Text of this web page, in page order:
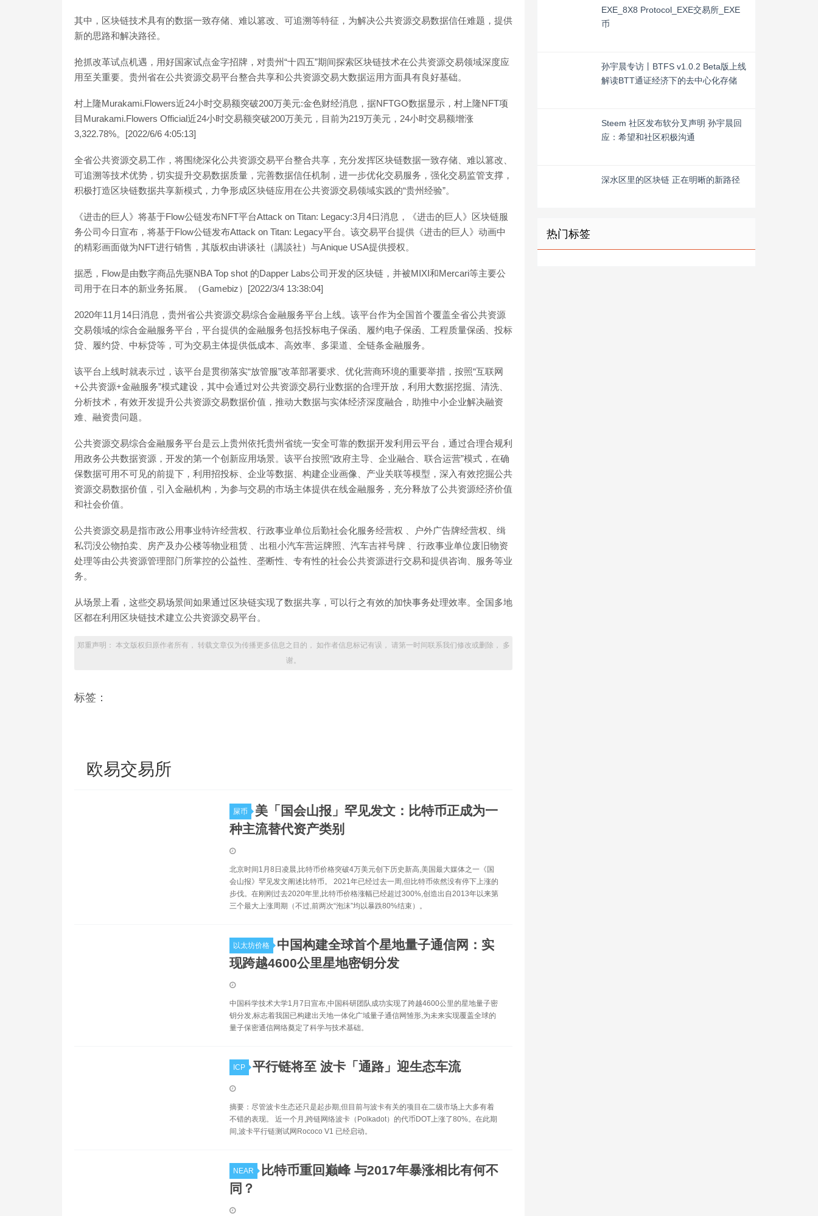
其中，区块链技术具有的数据一致存储、难以篡改、可追溯等特征，为解决公共资源交易数据信任难题，提供
新的思路和解决路径。
抢抓改革试点机遇，用好国家试点金字招牌，对贵州“十四五”期间探索区块链技术在公共资源交易领域深度应
用至关重要。贵州省在公共资源交易平台整合共享和公共资源交易大数据运用方面具有良好基础。
村上隆Murakami.Flowers近24小时交易额突破200万美元:金色财经消息，据NFTGO数据显示，村上隆NFT项
目Murakami.Flowers Official近24小时交易额突破200万美元，目前为219万美元，24小时交易额增涨
3,322.78%。[2022/6/6 4:05:13]
全省公共资源交易工作，将围绕深化公共资源交易平台整合共享，充分发挥区块链数据一致存储、难以篡改、
可追溯等技术优势，切实提升交易数据质量，完善数据信任机制，进一步优化交易服务，强化交易监管支撑，
积极打造区块链数据共享新模式，力争形成区块链应用在公共资源交易领域实践的“贵州经验”。
《进击的巨人》将基于Flow公链发布NFT平台Attack on Titan: Legacy:3月4日消息，《进击的巨人》区块链服
务公司今日宣布，将基于Flow公链发布Attack on Titan: Legacy平台。该交易平台提供《进击的巨人》动画中
的精彩画面做为NFT进行销售，其版权由讲谈社（講談社）与Anique USA提供授权。
据悉，Flow是由数字商品先驱NBA Top shot 的Dapper Labs公司开发的区块链，并被MIXI和Mercari等主要公
司用于在日本的新业务拓展。（Gamebiz）[2022/3/4 13:38:04]
2020年11月14日消息，贵州省公共资源交易综合金融服务平台上线。该平台作为全国首个覆盖全省公共资源
交易领域的综合金融服务平台，平台提供的金融服务包括投标电子保函、履约电子保函、工程质量保函、投标
贷、履约贷、中标贷等，可为交易主体提供低成本、高效率、多渠道、全链条金融服务。
该平台上线时就表示过，该平台是贯彻落实“放管服”改革部署要求、优化营商环境的重要举措，按照“互联网
+公共资源+金融服务”模式建设，其中会通过对公共资源交易行业数据的合理开放，利用大数据挖掘、清洗、
分析技术，有效开发提升公共资源交易数据价值，推动大数据与实体经济深度融合，助推中小企业解决融资
难、融资贵问题。
公共资源交易综合金融服务平台是云上贵州依托贵州省统一安全可靠的数据开发利用云平台，通过合理合规利
用政务公共数据资源，开发的第一个创新应用场景。该平台按照“政府主导、企业融合、联合运营”模式，在确
保数据可用不可见的前提下，利用招投标、企业等数据、构建企业画像、产业关联等模型，深入有效挖掘公共
资源交易数据价值，引入金融机构，为参与交易的市场主体提供在线金融服务，充分释放了公共资源经济价值
和社会价值。
公共资源交易是指市政公用事业特许经营权、行政事业单位后勤社会化服务经营权 、户外广告牌经营权、缉
私罚没公物拍卖、房产及办公楼等物业租赁 、出租小汽车营运牌照、汽车吉祥号牌 、行政事业单位废旧物资
处理等由公共资源管理部门所掌控的公益性、垄断性、专有性的社会公共资源进行交易和提供咨询、服务等业
务。
从场景上看，这些交易场景间如果通过区块链实现了数据共享，可以行之有效的加快事务处理效率。全国多地
区都在利用区块链技术建立公共资源交易平台。
郑重声明： 本文版权归原作者所有， 转载文章仅为传播更多信息之目的， 如作者信息标记有误， 请第一时间联系我们修改或删除， 多
谢。
标签：
欧易交易所
屎币
美「国会山报」罕见发文：比特币正成为一
种主流替代资产类别
北京时间1月8日凌晨,比特币价格突破4万美元创下历史新高,美国最大媒体之一《国
会山报》罕见发文阐述比特币。 2021年已经过去一周,但比特币依然没有停下上涨的
步伐。在刚刚过去2020年里,比特币价格涨幅已经超过300%,创造出自2013年以来第
三个最大上涨周期（不过,前两次“泡沫”均以暴跌80%结束）。
以太坊价格
中国构建全球首个星地量子通信网：实
现跨越4600公里星地密钥分发
中国科学技术大学1月7日宣布,中国科研团队成功实现了跨越4600公里的星地量子密
钥分发,标志着我国已构建出天地一体化广域量子通信网雏形,为未来实现覆盖全球的
量子保密通信网络奠定了科学与技术基础。
ICP 平行链将至 波卡「通路」迎生态车流
摘要：尽管波卡生态还只是起步期,但目前与波卡有关的项目在二级市场上大多有着
不错的表现。 近一个月,跨链网络波卡（Polkadot）的代币DOT上涨了80%。在此期
间,波卡平行链测试网Rococo V1 已经启动。
NEAR
比特币重回巅峰 与2017年暴涨相比有何不
同？
EXE_8X8 Protocol_EXE交易所_EXE
币
孙宇晨专访丨BTFS v1.0.2 Beta版上线
解读BTT通证经济下的去中心化存储
Steem 社区发布软分叉声明 孙宇晨回
应：希望和社区积极沟通
深水区里的区块链 正在明晰的新路径
热门标签